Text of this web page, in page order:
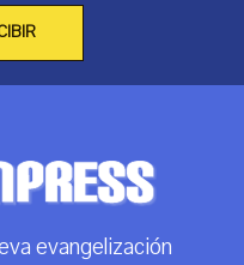
evangelización